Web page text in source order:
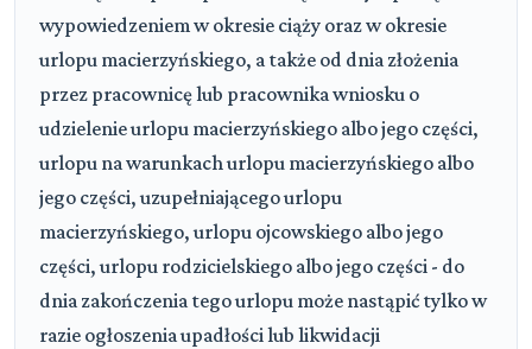
wypowiedzeniem w okresie ciąży oraz w okresie
urlopu macierzyńskiego, a także od dnia złożenia
przez pracownicę lub pracownika wniosku o
udzielenie urlopu macierzyńskiego albo jego części,
urlopu na warunkach urlopu macierzyńskiego albo
jego części, uzupełniającego urlopu
macierzyńskiego, urlopu ojcowskiego albo jego
części, urlopu rodzicielskiego albo jego części - do
dnia zakończenia tego urlopu może nastąpić tylko w
razie ogłoszenia upadłości lub likwidacji